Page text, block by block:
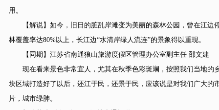
用。
【解说】如今，旧日的脏乱岸滩变为美丽的森林公园，曾在江边
林覆盖率达80%以上，长江边“水清岸绿人流连”的景象得以重现。
【同期】江苏省南通狼山旅游度假区管理办公室副主任 邵文建
现在看来景色非常宜人，尤其在秋季色彩斑斓，按照我们当地的
块区域打造好了以后，还江于民，还景于民，应该说是对我们广大
片，城市绿肺。